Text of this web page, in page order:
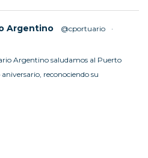
Argentino @cportuario
·
Argentino saludamos al Puerto
reconociendo su